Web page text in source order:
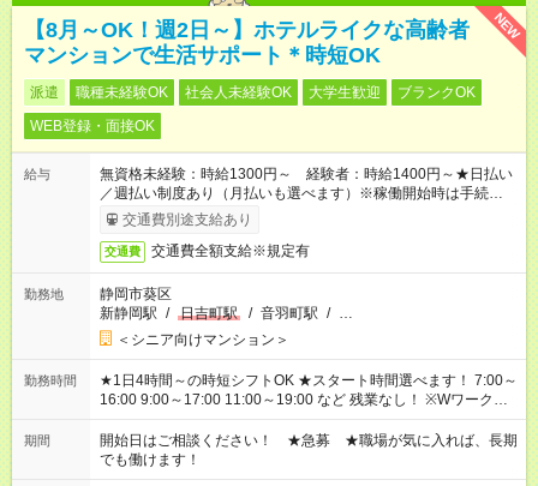
NEW
【8月～OK！週2日～】ホテルライクな高齢者
マンションで生活サポート＊時短OK
派遣 職種未経験OK 社会人未経験OK 大学生歓迎
ブランクOK
WEB登録・面接OK
給与
無資格未経験：時給1300円～ 経験者：時給1400円～★日払い
／週払い制度あり（月払いも選べます）※稼働開始時は手続き完
了次第のお支払いとなります。
交通費別途支給あり
交通費 交通費全額支給※規定有
勤務地
静岡市葵区
新静岡駅 / 日吉町駅 / 音羽町駅 / …
＜シニア向けマンション＞
勤務時間
★1日4時間～の時短シフトOK ★スタート時間選べます！ 7:00～
16:00 9:00～17:00 11:00～19:00 など 残業なし！ ※Wワークの
場合、他のお仕事と合わせ週40時間超の就業はご案内できませ
ん ※法令に基づき、週20時間以上勤務は社会保険への加入対象
となります ※労働者派遣法（日雇い派遣の原則禁止）により、
短時間・短期間の就業はご案内が難しい場合があります
期間
開始日はご相談ください！ ★急募 ★職場が気に入れば、長期
でも働けます！